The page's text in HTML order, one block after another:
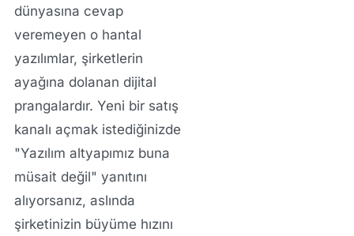
dünyasına cevap
veremeyen o hantal
yazılımlar, şirketlerin
ayağına dolanan dijital
prangalardır. Yeni bir satış
kanalı açmak istediğinizde
"Yazılım altyapımız buna
müsait değil" yanıtını
alıyorsanız, aslında
şirketinizin büyüme hızını